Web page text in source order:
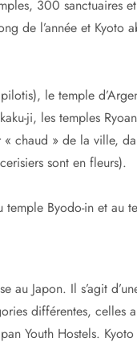
au Japon est
300 sanctuaires
de l’année et Kyoto
le temple